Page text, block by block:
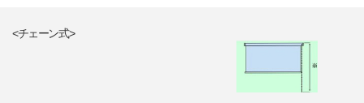
<チェーン式>